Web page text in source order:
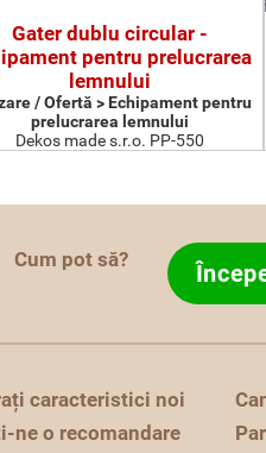
Gater dublu circular -
pentru prelucrarea
lemnului
/ Ofertă > Echipament pentru
prelucrarea lemnului
Dekos made s.r.o. PP-550
Cum pot să?
caracteristici noi
ne o recomandare